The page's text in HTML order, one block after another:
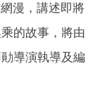
漫，講述即將
的故事，將由
導演執導及編